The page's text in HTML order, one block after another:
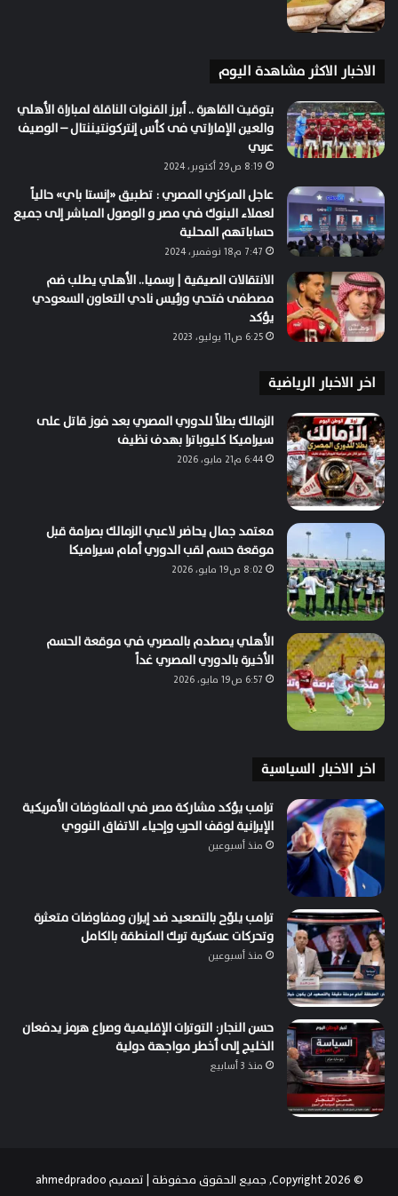
الاخبار الاكثر مشاهدة اليوم
بتوقيت القاهرة .. أبرز القنوات الناقلة لمباراة الأهلي
والعين الإماراتي فى كأس إنتركونتيننتال – الوصيف
عربي
8:19 ص29 أكتوبر، 2024
عاجل المركزي المصري : تطبيق «إنستا باي» حالياً
لعملاء البنوك في مصر و الوصول المباشر إلى جميع
حساباتهم المحلية
7:47 م18 نوفمبر، 2024
الانتقالات الصيقية | رسميا.. الأهلي يطلب ضم
مصطفى فتحي ورئيس نادي التعاون السعودي
يؤكد
6:25 ص11 يوليو، 2023
اخر الاخبار الرياضية
الزمالك بطلاً للدوري المصري بعد فوز قاتل على
سيراميكا كليوباترا بهدف نظيف
6:44 م21 مايو، 2026
معتمد جمال يحاضر لاعبي الزمالك بصرامة قبل
موقعة حسم لقب الدوري أمام سيراميكا
8:02 ص19 مايو، 2026
الأهلي يصطدم بالمصري في موقعة الحسم
الأخيرة بالدوري المصري غداً
6:57 ص19 مايو، 2026
اخر الاخبار السياسية
ترامب يؤكد مشاركة مصر في المفاوضات الأمريكية
الإيرانية لوقف الحرب وإحياء الاتفاق النووي
منذ أسبوعين
ترامب يلوّح بالتصعيد ضد إيران ومفاوضات متعثرة
وتحركات عسكرية تربك المنطقة بالكامل
منذ أسبوعين
حسن النجار: التوترات الإقليمية وصراع هرمز يدفعان
الخليج إلى أخطر مواجهة دولية
منذ 3 أسابيع
© Copyright 2026, جميع الحقوق محفوظة | تصميم ahmedpradoo